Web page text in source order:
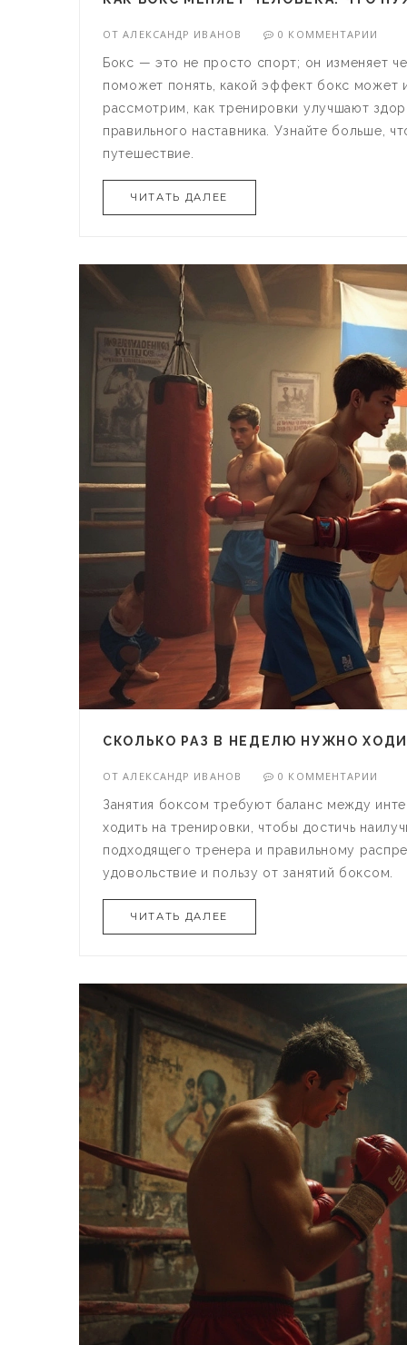
ОТАЛЕКСАНДР ИВАНОВ 0 КОММЕНТАРИИ
Бокс — это не просто спорт; он изменяет
поможет понять, какой эффект бокс может
рассмотрим, как тренировки улучшают
правильного наставника. Узнайте больше,
путешествие.
ЧИТАТЬ ДАЛЕЕ
СКОЛЬКО РАЗ В НЕДЕЛЮ НУЖНО
ОТАЛЕКСАНДР ИВАНОВ 0 КОММЕНТАРИИ
Занятия боксом требуют баланс между
ходить на тренировки, чтобы достичь
подходящего тренера и правильному
удовольствие и пользу от занятий боксом.
ЧИТАТЬ ДАЛЕЕ